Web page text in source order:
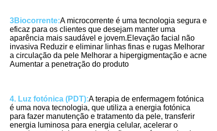
3Biocorrente:A microcorrente é uma tecnologia segura e
eficaz para os clientes que desejam manter uma
aparência mais saudável e jovem.Elevação facial não
invasiva Reduzir e eliminar linhas finas e rugas Melhorar
a circulação da pele Melhorar a hipergigmentação e acne
Aumentar a penetração do produto
4. Luz fotónica (PDT):A terapia de enfermagem fotónica
é uma nova tecnologia, que utiliza a energia fotónica
para fazer manutenção e tratamento da pele, transferir
energia luminosa para energia celular, acelerar o